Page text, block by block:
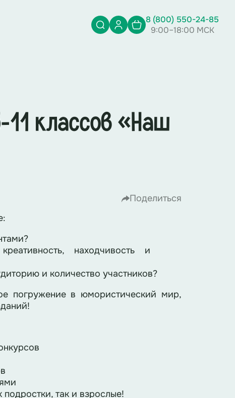
8 (800) 550-24-85
9:00–18:00 МСК
классов «Наш
Поделиться
находчивость и
и количество участников?
в юмористический мир,
так и взрослые!